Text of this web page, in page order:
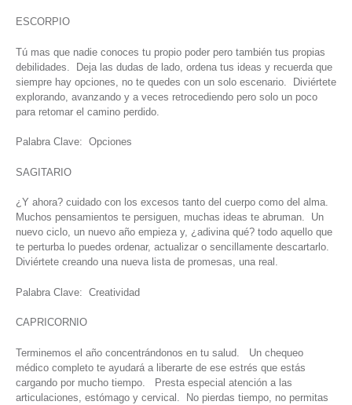
ESCORPIO
Tú mas que nadie conoces tu propio poder pero también tus propias
debilidades. Deja las dudas de lado, ordena tus ideas y recuerda que
siempre hay opciones, no te quedes con un solo escenario. Diviértete
explorando, avanzando y a veces retrocediendo pero solo un poco
para retomar el camino perdido.
Palabra Clave: Opciones
SAGITARIO
¿Y ahora? cuidado con los excesos tanto del cuerpo como del alma.
Muchos pensamientos te persiguen, muchas ideas te abruman. Un
nuevo ciclo, un nuevo año empieza y, ¿adivina qué? todo aquello que
te perturba lo puedes ordenar, actualizar o sencillamente descartarlo.
Diviértete creando una nueva lista de promesas, una real.
Palabra Clave: Creatividad
CAPRICORNIO
Terminemos el año concentrándonos en tu salud. Un chequeo
médico completo te ayudará a liberarte de ese estrés que estás
cargando por mucho tiempo. Presta especial atención a las
articulaciones, estómago y cervical. No pierdas tiempo, no permitas